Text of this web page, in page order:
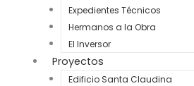
Expedientes Técnicos
Hermanos a la Obra
El Inversor
Proyectos
Edificio Santa Claudina